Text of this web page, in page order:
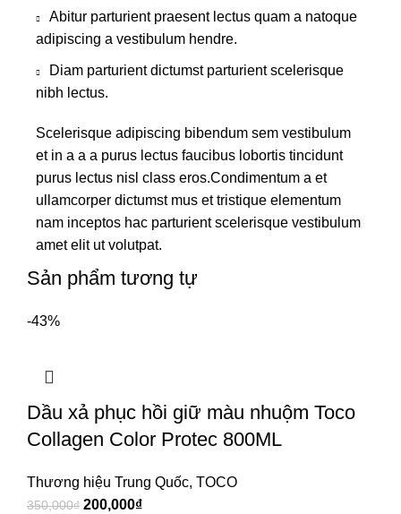
Abitur parturient praesent lectus quam a natoque
adipiscing a vestibulum hendre.
Diam parturient dictumst parturient scelerisque
nibh lectus.
Scelerisque adipiscing bibendum sem vestibulum
et in a a a purus lectus faucibus lobortis tincidunt
purus lectus nisl class eros.Condimentum a et
ullamcorper dictumst mus et tristique elementum
nam inceptos hac parturient scelerisque vestibulum
amet elit ut volutpat.
Sản phẩm tương tự
-43%
Dầu xả phục hồi giữ màu nhuộm Toco
Collagen Color Protec 800ML
Thương hiệu Trung Quốc, TOCO
350,000₫ 200,000₫